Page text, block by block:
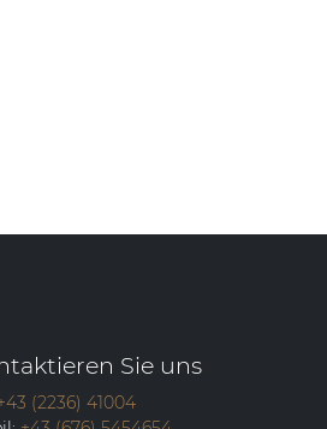
Sie uns
(2236) 41004